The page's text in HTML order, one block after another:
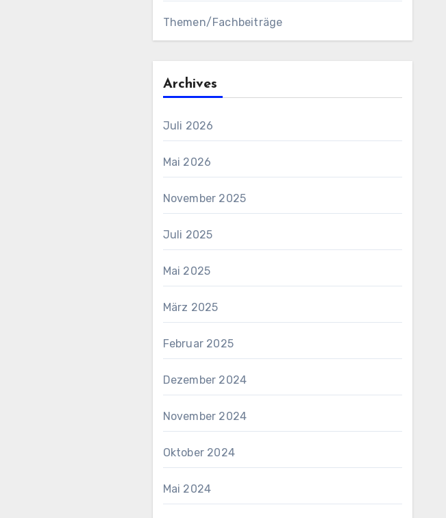
Themen/Fachbeiträge
Archives
Juli 2026
Mai 2026
November 2025
Juli 2025
Mai 2025
März 2025
Februar 2025
Dezember 2024
November 2024
Oktober 2024
Mai 2024